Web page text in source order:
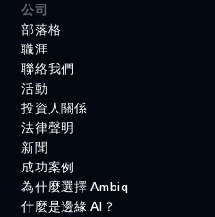
公司
部落格
職涯
聯絡我們
活動
投資人關係
法律聲明
新聞
成功案例
為什麼選擇 Ambiq
什麼是邊緣 AI？